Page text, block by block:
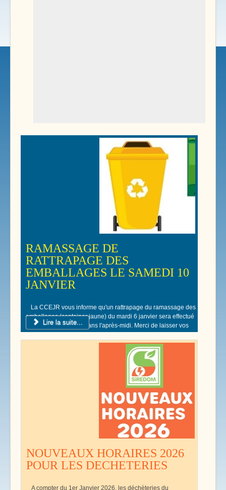
RAMASSAGE DE
RATTRAPAGE DES
EMBALLAGES LE SAMEDI 10
JANVIER
La CCEJR vous informe qu'un rattrapage du ramassage des
emballages (container jaune) du mardi 6 janvier sera effectué
le samedi 10 Janvier dans l'après-midi. Merci de laisser vos
poubelles jaunes devant votre domicile.
Lire la suite...
NOUVEAUX HORAIRES 2026
POUR LES DECHETERIES
A compter du 1er Janvier 2026, les déchèteries du